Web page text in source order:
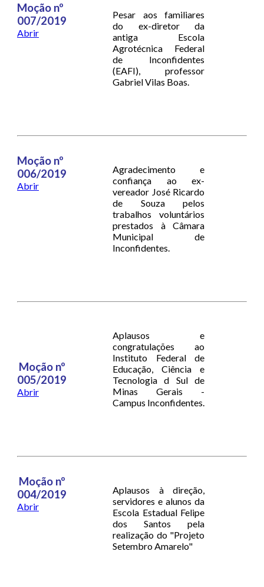
Moção nº
007/2019
Abrir
Pesar aos familiares
do ex-diretor da
antiga Escola
Agrotécnica Federal
de Inconfidentes
(EAFI), professor
Gabriel Vilas Boas.
Moção nº
006/2019
Abrir
Agradecimento e
confiança ao ex-
vereador José Ricardo
de Souza pelos
trabalhos voluntários
prestados à Câmara
Municipal de
Inconfidentes.
Moção nº
005/2019
Abrir
Aplausos e
congratulações ao
Instituto Federal de
Educação, Ciência e
Tecnologia d Sul de
Minas Gerais -
Campus Inconfidentes.
Moção nº
004/2019
Abrir
Aplausos à direção,
servidores e alunos da
Escola Estadual Felipe
dos Santos pela
realização do "Projeto
Setembro Amarelo"